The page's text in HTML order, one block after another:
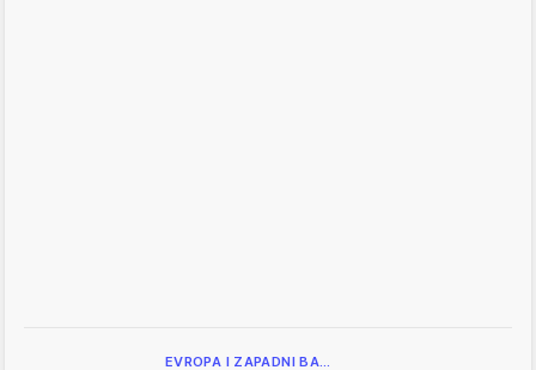
EVROPA I ZAPADNI BA…